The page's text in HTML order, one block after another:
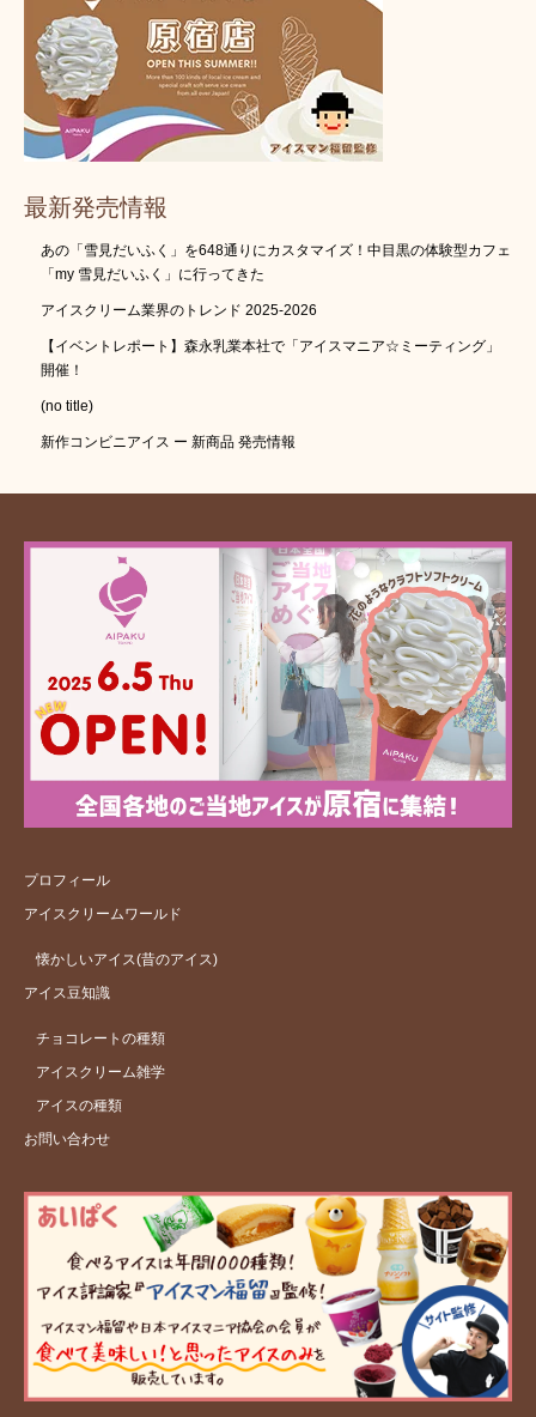
最新発売情報
あの「雪見だいふく」を648通りにカスタマイズ！中目黒の体験型カフェ
「my 雪見だいふく」に行ってきた
アイスクリーム業界のトレンド 2025-2026
【イベントレポート】森永乳業本社で「アイスマニア☆ミーティング」
開催！
(no title)
新作コンビニアイス ー 新商品 発売情報
プロフィール
アイスクリームワールド
懐かしいアイス(昔のアイス)
アイス豆知識
チョコレートの種類
アイスクリーム雑学
アイスの種類
お問い合わせ